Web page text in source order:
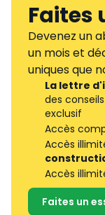
Faites
Devenez un
un mois et
uniques que
La lettre
des
exclusif
Accès
Accès
Accès
Faites un